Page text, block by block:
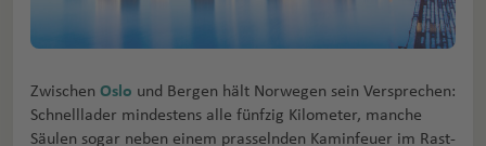
Zwischen Oslo und Bergen hält Norwegen sein Versprechen:
Schnelllader mindestens alle fünfzig Kilometer, manche
Säulen sogar neben einem prasselnden Kaminfeuer im Rast-